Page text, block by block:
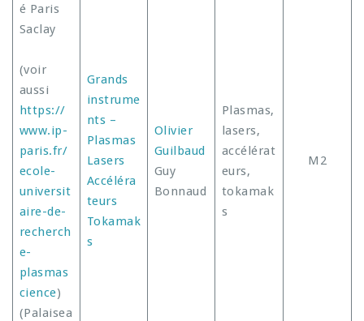
é Paris
Saclay
(voir
aussi
https://
www.ip-
paris.fr/
ecole-
universit
aire-de-
recherch
e-
plasmas
cience)
(Palaisea
Grands
instrume
nts –
Plasmas
Lasers
Accéléra
teurs
Tokamak
s
Olivier
Guilbaud
Guy
Bonnaud
Plasmas,
lasers,
accélérat
eurs,
tokamak
s
M2